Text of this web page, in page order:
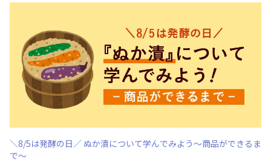
＼8/5は発酵の日／ ぬか漬について学んでみよう～商品ができるま
で～